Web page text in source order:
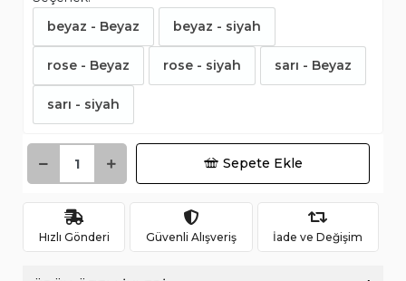
beyaz - Beyaz
beyaz - siyah
rose - Beyaz rose - siyah sarı - Beyaz
sarı - siyah
Sepete Ekle
Hızlı Gönderi Güvenli Alışveriş İade ve Değişim